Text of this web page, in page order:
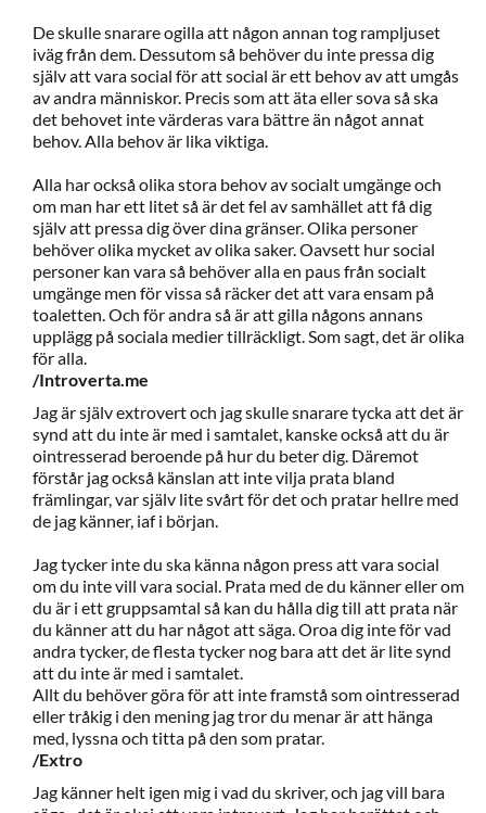
De skulle snarare ogilla att någon annan tog rampljuset
iväg från dem. Dessutom så behöver du inte pressa dig
själv att vara social för att social är ett behov av att umgås
av andra människor. Precis som att äta eller sova så ska
det behovet inte värderas vara bättre än något annat
behov. Alla behov är lika viktiga.
Alla har också olika stora behov av socialt umgänge och
om man har ett litet så är det fel av samhället att få dig
själv att pressa dig över dina gränser. Olika personer
behöver olika mycket av olika saker. Oavsett hur social
personer kan vara så behöver alla en paus från socialt
umgänge men för vissa så räcker det att vara ensam på
toaletten. Och för andra så är att gilla någons annans
upplägg på sociala medier tillräckligt. Som sagt, det är olika
för alla.
/Introverta.me
Jag är själv extrovert och jag skulle snarare tycka att det är
synd att du inte är med i samtalet, kanske också att du är
ointresserad beroende på hur du beter dig. Däremot
förstår jag också känslan att inte vilja prata bland
främlingar, var själv lite svårt för det och pratar hellre med
de jag känner, iaf i början.
Jag tycker inte du ska känna någon press att vara social
om du inte vill vara social. Prata med de du känner eller om
du är i ett gruppsamtal så kan du hålla dig till att prata när
du känner att du har något att säga. Oroa dig inte för vad
andra tycker, de flesta tycker nog bara att det är lite synd
att du inte är med i samtalet.
Allt du behöver göra för att inte framstå som ointresserad
eller tråkig i den mening jag tror du menar är att hänga
med, lyssna och titta på den som pratar.
/Extro
Jag känner helt igen mig i vad du skriver, och jag vill bara